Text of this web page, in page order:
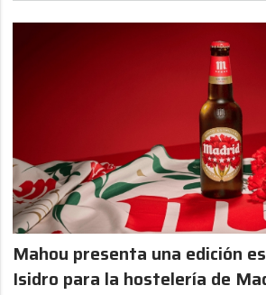
Mahou presenta una edición
Isidro para la hostelería de